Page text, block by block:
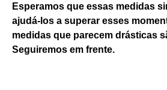
Esperamos que essas medidas
ajudá-los a superar esses
medidas que parecem drásticas
Seguiremos em frente.